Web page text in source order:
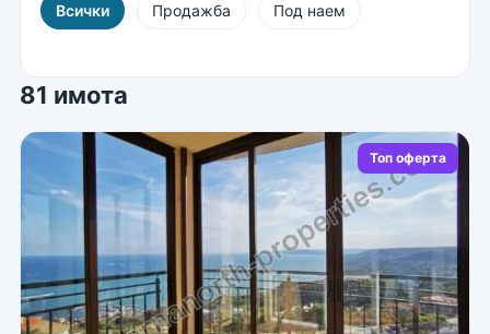
Всички Продажба Под наем
81 имота
Топ оферта